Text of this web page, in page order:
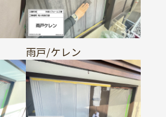
雨戸/ケレン